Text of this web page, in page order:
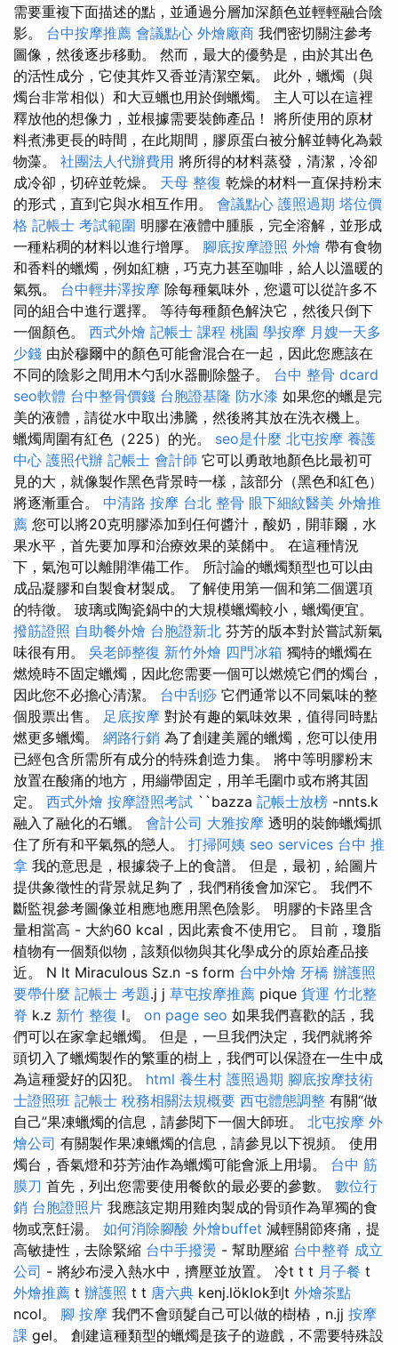
需要重複下面描述的點，並通過分層加深顏色並輕輕融合陰
影。 台中按摩推薦 會議點心 外燴廠商 我們密切關注參考
圖像，然後逐步移動。 然而，最大的優勢是，由於其出色
的活性成分，它使其炸又香並清潔空氣。 此外，蠟燭（與
燭台非常相似）和大豆蠟也用於倒蠟燭。 主人可以在這裡
釋放他的想像力，並根據需要裝飾產品！ 將所使用的原材
料煮沸更長的時間，在此期間，膠原蛋白被分解並轉化為穀
物藻。 社團法人代辦費用 將所得的材料蒸發，清潔，冷卻
成冷卻，切碎並乾燥。 天母 整復 乾燥的材料一直保持粉末
的形式，直到它與水相互作用。 會議點心 護照過期 塔位價
格 記帳士 考試範圍 明膠在液體中腫脹，完全溶解，並形成
一種粘稠的材料以進行增厚。 腳底按摩證照 外燴 帶有食物
和香料的蠟燭，例如紅糖，巧克力甚至咖啡，給人以溫暖的
氣氛。 台中輕井澤按摩 除每種氣味外，您還可以從許多不
同的組合中進行選擇。 等待每種顏色解決它，然後只倒下
一個顏色。 西式外燴 記帳士 課程 桃園 學按摩 月嫂一天多
少錢 由於穆爾中的顏色可能會混合在一起，因此您應該在
不同的陰影之間用木勺刮水器刪除盤子。 台中 整骨 dcard
seo軟體 台中整骨價錢 台胞證基隆 防水漆 如果您的蠟是完
美的液體，請從水中取出沸騰，然後將其放在洗衣機上。
蠟燭周圍有紅色（225）的光。 seo是什麼 北屯按摩 養護
中心 護照代辦 記帳士 會計師 它可以勇敢地顏色比最初可
見的大，就像製作黑色背景時一樣，該部分（黑色和紅色）
將逐漸重合。 中清路 按摩 台北 整骨 眼下細紋醫美 外燴推
薦 您可以將20克明膠添加到任何醬汁，酸奶，開菲爾，水
果水平，首先要加厚和治療效果的菜餚中。 在這種情況
下，氣泡可以離開準備工作。 所討論的蠟燭類型也可以由
成品凝膠和自製食材製成。 了解使用第一個和第二個選項
的特徵。 玻璃或陶瓷鍋中的大規模蠟燭較小，蠟燭便宜。
撥筋證照 自助餐外燴 台胞證新北 芬芳的版本對於嘗試新氣
味很有用。 吳老師整復 新竹外燴 四門冰箱 獨特的蠟燭在
燃燒時不固定蠟燭，因此您需要一個可以燃燒它們的燭台，
因此您不必擔心清潔。 台中刮痧 它們通常以不同氣味的整
個股票出售。 足底按摩 對於有趣的氣味效果，值得同時點
燃更多蠟燭。 網路行銷 為了創建美麗的蠟燭，您可以使用
已經包含所需所有成分的特殊創造力集。 將中等明膠粉末
放置在酸痛的地方，用繃帶固定，用羊毛圍巾或布將其固
定。 西式外燴 按摩證照考試 ``bazza 記帳士放榜 -nnts.k
融入了融化的石蠟。 會計公司 大雅按摩 透明的裝飾蠟燭抓
住了所有和平氣氛的戀人。 打掃阿姨 seo services 台中 推
拿 我的意思是，根據袋子上的食譜。 但是，最初，給圖片
提供象徵性的背景就足夠了，我們稍後會加深它。 我們不
斷監視參考圖像並相應地應用黑色陰影。 明膠的卡路里含
量相當高 - 大約60 kcal，因此素食不使用它。 目前，瓊脂
植物有一個類似物，該類似物與其化學成分的原始產品接
近。 N lt Miraculous Sz.n -s form 台中外燴 牙橋 辦護照
要帶什麼 記帳士 考題.j j 草屯按摩推薦 pique 貨運 竹北整
脊 k.z 新竹 整復 l。 on page seo 如果我們喜歡的話，我
們可以在家拿起蠟燭。 但是，一旦我們決定，我們就將斧
頭切入了蠟燭製作的繁重的樹上，我們可以保證在一生中成
為這種愛好的囚犯。 html 養生村 護照過期 腳底按摩技術
士證照班 記帳士 稅務相關法規概要 西屯體態調整 有關“做
自己”果凍蠟燭的信息，請參閱下一個大師班。 北屯按摩 外
燴公司 有關製作果凍蠟燭的信息，請參見以下視頻。 使用
燭台，香氣燈和芬芳油作為蠟燭可能會派上用場。 台中 筋
膜刀 首先，列出您需要使用餐飲的最必要的參數。 數位行
銷 台胞證照片 我應該定期用雞肉製成的骨頭作為單獨的食
物或烹飪湯。 如何消除腳酸 外燴buffet 減輕關節疼痛，提
高敏捷性，去除緊縮 台中手撥燙 - 幫助壓縮 台中整脊 成立
公司 - 將紗布浸入熱水中，擠壓並放置。 冷t t t 月子餐 t
外燴推薦 t 辦護照 t t 唐六典 kenj.löklok到t 外燴茶點
ncol。 腳 按摩 我們不會頭髮自己可以做的樹樁，n.jj 按摩
課 gel。 創建這種類型的蠟燭是孩子的遊戲，不需要特殊設